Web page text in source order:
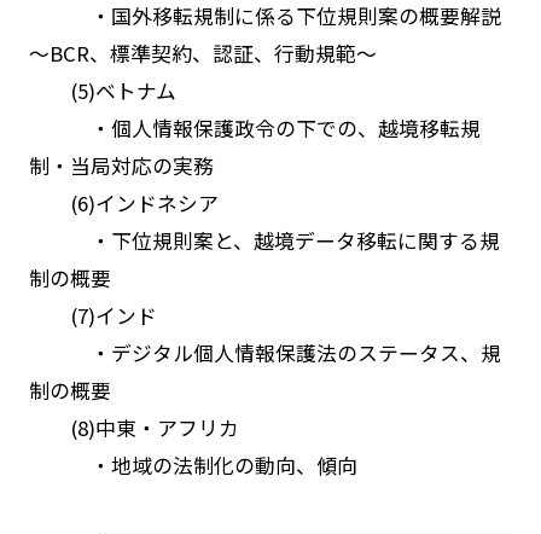
・国外移転規制に係る下位規則案の概要解説
～BCR、標準契約、認証、行動規範～
(5)ベトナム
・個人情報保護政令の下での、越境移転規
制・当局対応の実務
(6)インドネシア
・下位規則案と、越境データ移転に関する規
制の概要
(7)インド
・デジタル個人情報保護法のステータス、規
制の概要
(8)中東・アフリカ
・地域の法制化の動向、傾向